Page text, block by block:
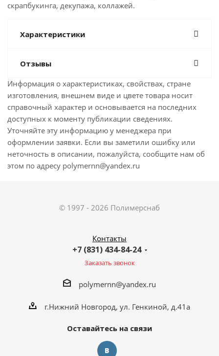
скрапбукинга, декупажа, коллажей.
Характеристики
Отзывы
Информация о характеристиках, свойствах, стране
изготовления, внешнем виде и цвете товара носит
справочный характер и основывается на последних
доступных к моменту публикации сведениях.
Уточняйте эту информацию у менеджера при
оформлении заявки. Если вы заметили ошибку или
неточность в описании, пожалуйста, сообщите нам об
этом по адресу polymernn@yandex.ru
© 1997 - 2026 Полимерснаб
Контакты
+7 (831) 434-84-24
Заказать звонок
polymernn@yandex.ru
г.Нижний Новгород, ул. Генкиной, д.41а
Оставайтесь на связи